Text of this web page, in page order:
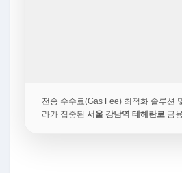
전송 수수료(Gas Fee) 최적화 솔루션
라가 집중된 서울 강남역 테헤란로 금